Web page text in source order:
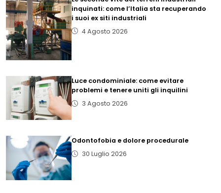
inquinati: come l’Italia sta recuperando
i suoi ex siti industriali
4 Agosto 2026
Luce condominiale: come evitare
problemi e tenere uniti gli inquilini
3 Agosto 2026
Odontofobia e dolore procedurale
30 Luglio 2026